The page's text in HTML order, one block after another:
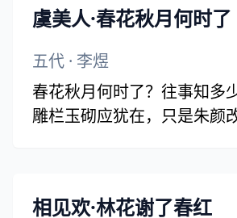
虞美人·春花秋月何时了
五代 · 李煜
春花秋月何时了？往事知多
雕栏玉砌应犹在，只是朱颜
相见欢·林花谢了春红